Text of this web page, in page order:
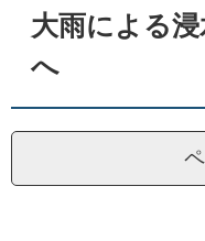
へ
大雨による
へ